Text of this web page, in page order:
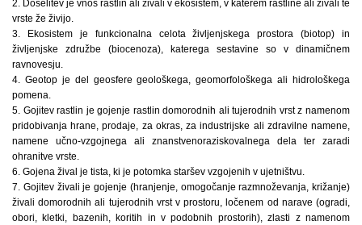
2. Doselitev je vnos rastlin ali živali v ekosistem, v katerem rastline ali živali te
vrste že živijo.
3. Ekosistem je funkcionalna celota življenjskega prostora (biotop) in
življenjske združbe (biocenoza), katerega sestavine so v dinamičnem
ravnovesju.
4. Geotop je del geosfere geološkega, geomorfološkega ali hidrološkega
pomena.
5. Gojitev rastlin je gojenje rastlin domorodnih ali tujerodnih vrst z namenom
pridobivanja hrane, prodaje, za okras, za industrijske ali zdravilne namene,
namene učno-vzgojnega ali znanstvenoraziskovalnega dela ter zaradi
ohranitve vrste.
6. Gojena žival je tista, ki je potomka staršev vzgojenih v ujetništvu.
7. Gojitev živali je gojenje (hranjenje, omogočanje razmnoževanja, križanje)
živali domorodnih ali tujerodnih vrst v prostoru, ločenem od narave (ogradi,
obori, kletki, bazenih, koritih in v podobnih prostorih), zlasti z namenom